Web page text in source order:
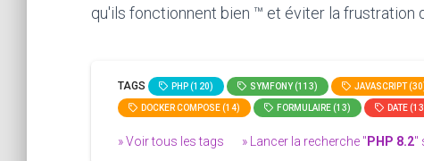
qu'ils fonctionnent bien ™ et éviter la frustration
TAGS PHP (120) SYMFONY (113) JAVASCRIPT
DOCKER COMPOSE (14) FORMULAIRE (13) DATE
» Voir tous les tags » Lancer la recherche " PHP 8.2"